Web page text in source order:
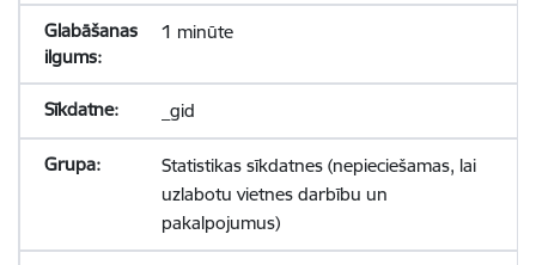
1 minūte
_gid
Statistikas sīkdatnes (nepieciešamas, lai
uzlabotu vietnes darbību un
pakalpojumus)